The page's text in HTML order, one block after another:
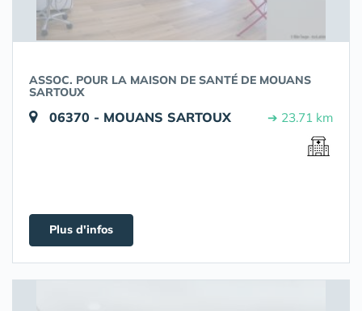
ASSOC. POUR LA MAISON DE SANTÉ DE MOUANS
SARTOUX
06370 - MOUANS SARTOUX ➔ 23.71 km
Plus d'infos